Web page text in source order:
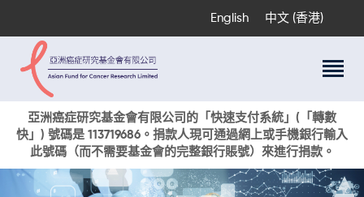
English 中文 (香港)
亞洲癌症研究基金會有限公司的「快速支付系統」(「轉數
快」) 號碼是 113719686。捐款人現可通過網上或手機銀行輸入
此號碼（而不需要基金會的完整銀行賬號）來進行捐款。
關於我們
科研項目
活動與獎項